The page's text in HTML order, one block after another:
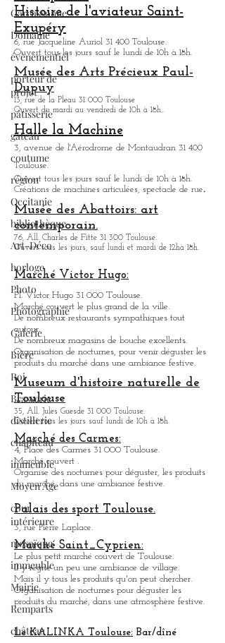
Carcassonne
Domaine
évènementiel
porteur de
projet
pâtisserie
gâteau
coutume
région
Occitanie
bibliothèque
Art-Déco
horloge
Photo
Photographie
Galerie
Bière
Roi
Brasserie
distillerie
chapiteau
immeuble
Moyen Âge
cour
intérieure
mosaïque
immeuble
Mairie
Remparts
château
L'envol des pionniers/ Musée de
l'Aeropostal.
Histoire de l'aviateur Saint-
Exupéry
6, rue Jacqueline Auriol 31 400 Toulouse.
Ouvert tous les jours sauf le lundi de 10h à 18h.
Musée des Arts Précieux Paul-
Dupuy
13, rue de la Pleau 31 000 Toulouse
Ouvert du mardi au vendredi de 10h à 18h..
Halle la Machine
3, avenue de l'Aérodrome de Montaudran 31 400
Toulouse.
Ouvert tous les jours sauf le lundi de 10h à 18h.
Créations de machines articulées, spectacle de rue
Musée des Abattoirs: art
contemporain.
76, All. Charles de Fitte 31 300 Toulouse.
Ouvert tous les jours, sauf lundi et mardi de 12hà 18h.
Marché Victor Hugo:
Pl. Victor Hugo 31 000 Toulouse.
Marché couvert le plus grand de la ville.
De nombreux restaurants sympathiquestout
autour.
De nombreux magasins de bouche excellents.
Organisation de nocturnes, pour venir déguster les
produits du marché dans une ambiance festive.
Museum d'histoire naturelle de
Toulouse
35, All. Jules Guesde 31 000 Toulouse.
Ouvert tous les jours sauf lundi de 10h à 18h.
Marché des Carmes:
4, Place des Carmes 31 000 Toulouse.
Organise des nocturnes pour déguster, les produits
du marché, dans une ambiance festive.
Palais des sport Toulouse.
3, rue Pierre Laplace.
Marché Saint_Cyprien:
Le plus petit marché couvert de Toulouse.
Il y règne un peu une ambiancedevillage.
Mais il y tous les produits qu'on peut chercher.
Organisation de nocturnes pour déguster les
produits du marché, dans une atmosphère festive.